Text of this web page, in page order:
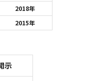
2018年
2015年
示